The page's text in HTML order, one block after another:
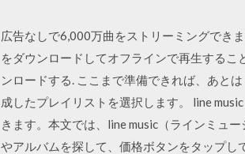
広告なしで6,000万曲をストリーミングでき
をダウンロードしてオフラインで再生する
ンロードする. ここまで準備できれば、あと
成したプレイリストを選択します。 line
きます。本文では、line music（ラインミュ
やアルバムを探して、価格ボタンをタップし